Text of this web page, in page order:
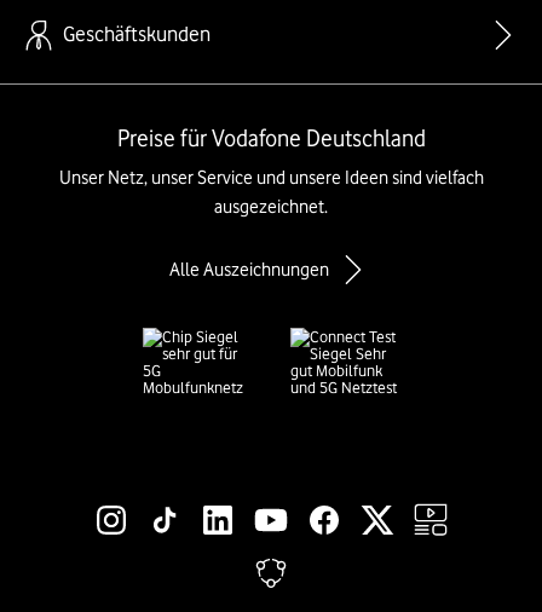
Geschäftskunden
Preise für Vodafone Deutschland
Unser Netz, unser Service und unsere Ideen sind vielfach
ausgezeichnet.
Alle Auszeichnungen